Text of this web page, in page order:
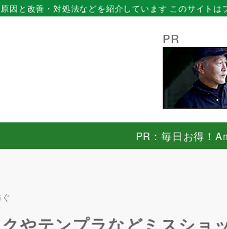
因と改善・対処法などを紹介しています このサイトは
PR
PR：毎日お得！
やテンプラなどミスショ